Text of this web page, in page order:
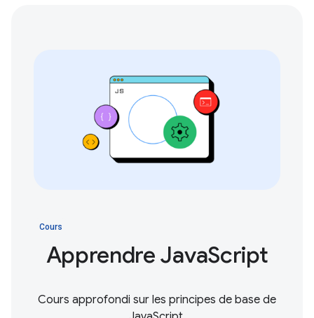
Cours
Apprendre JavaScript
Cours approfondi sur les principes de base de